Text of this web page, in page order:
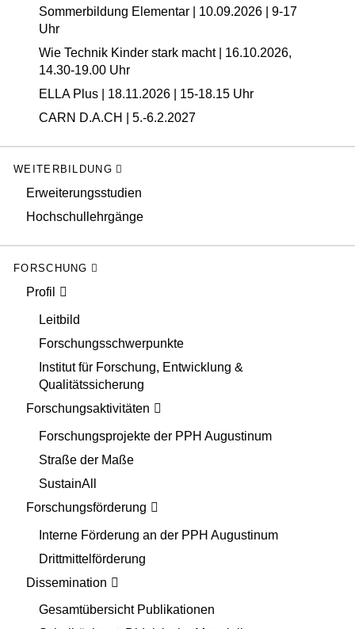
Sommerbildung Elementar | 10.09.2026 | 9-17
Uhr
Wie Technik Kinder stark macht | 16.10.2026,
14.30-19.00 Uhr
ELLA Plus | 18.11.2026 | 15-18.15 Uhr
CARN D.A.CH | 5.-6.2.2027
WEITERBILDUNG
Erweiterungsstudien
Hochschullehrgänge
FORSCHUNG
Profil
Leitbild
Forschungsschwerpunkte
Institut für Forschung, Entwicklung &
Qualitätssicherung
Forschungsaktivitäten
Forschungsprojekte der PPH Augustinum
Straße der Maße
SustainAll
Forschungsförderung
Interne Förderung an der PPH Augustinum
Drittmittelförderung
Dissemination
Gesamtübersicht Publikationen